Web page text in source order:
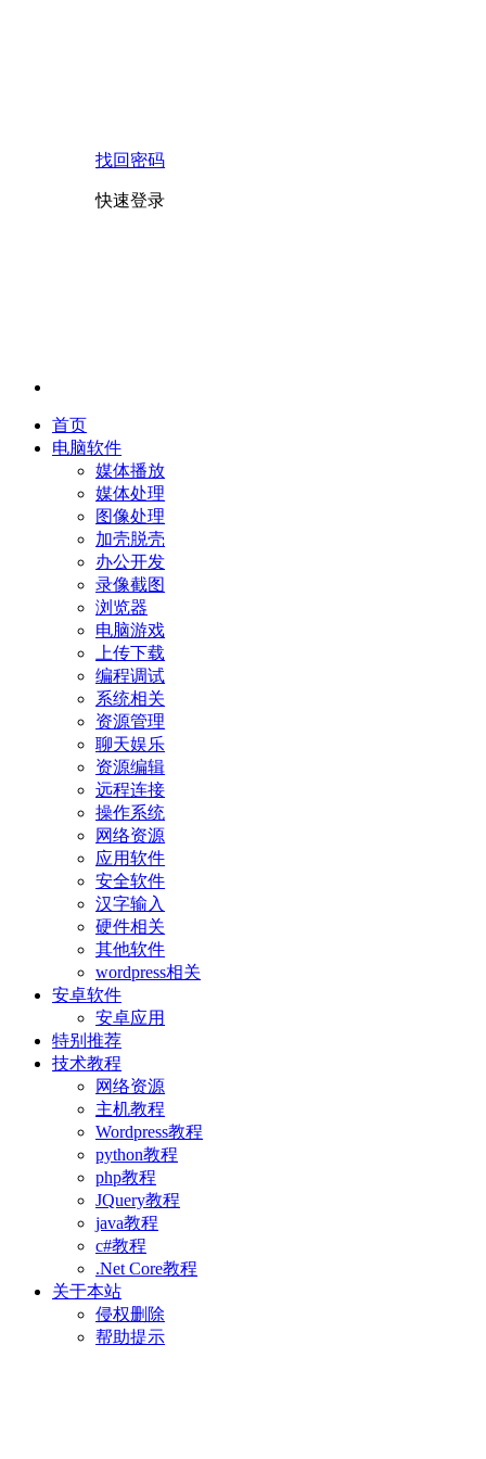
找回密码
快速登录
首页
电脑软件
媒体播放
媒体处理
图像处理
加壳脱壳
办公开发
录像截图
浏览器
电脑游戏
上传下载
编程调试
系统相关
资源管理
聊天娱乐
资源编辑
远程连接
操作系统
网络资源
应用软件
安全软件
汉字输入
硬件相关
其他软件
wordpress相关
安卓软件
安卓应用
特别推荐
技术教程
网络资源
主机教程
Wordpress教程
python教程
php教程
JQuery教程
java教程
c#教程
.Net Core教程
关于本站
侵权删除
帮助提示